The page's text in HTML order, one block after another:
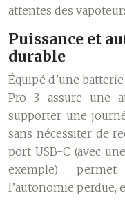
attentes des
Puissance et
durable
Équipé d’une
Pro 3 assure une
supporter une
sans nécessiter de
port USB-C (avec
exemple)
l’autonomie perdue,